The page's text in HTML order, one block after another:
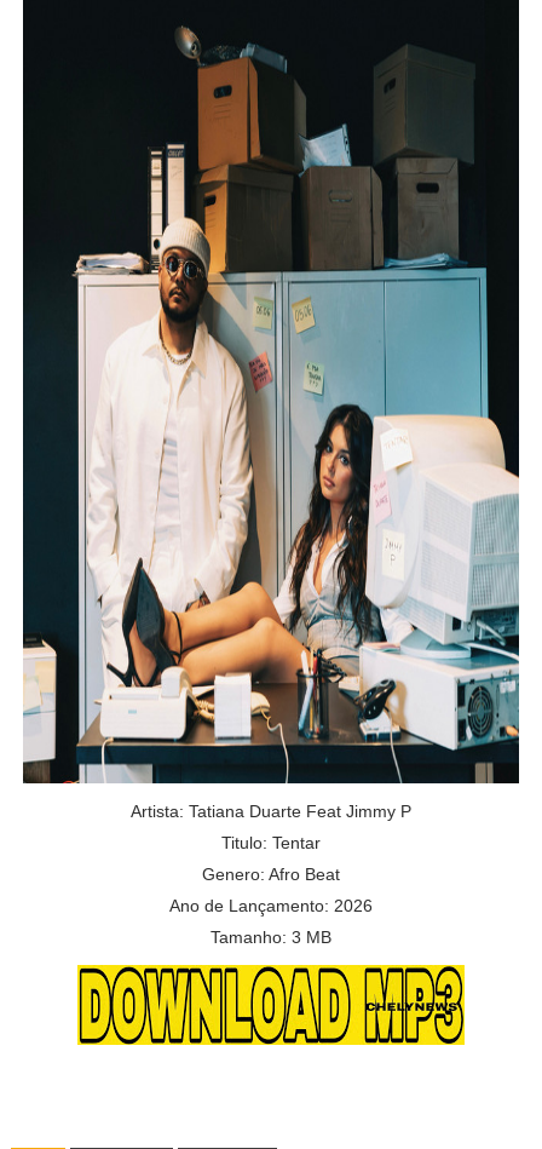
Artista: Tatiana Duarte Feat Jimmy P
Titulo: Tentar
Genero: Afro Beat
Ano de Lançamento: 2026
Tamanho: 3 MB